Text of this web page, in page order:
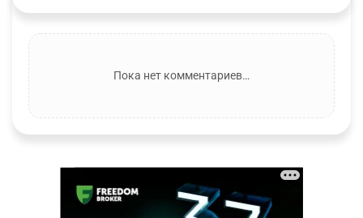
Пока нет комментариев…